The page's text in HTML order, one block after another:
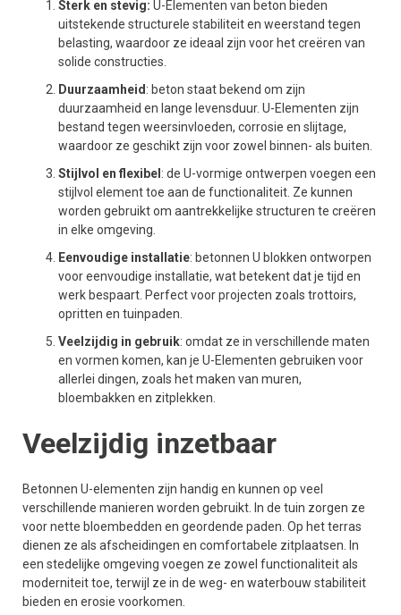
Sterk en stevig: U-Elementen van beton bieden
uitstekende structurele stabiliteit en weerstand tegen
belasting, waardoor ze ideaal zijn voor het creëren van
solide constructies.
Duurzaamheid: beton staat bekend om zijn
duurzaamheid en lange levensduur. U-Elementen zijn
bestand tegen weersinvloeden, corrosie en slijtage,
waardoor ze geschikt zijn voor zowel binnen- als buiten.
Stijlvol en flexibel: de U-vormige ontwerpen voegen een
stijlvol element toe aan de functionaliteit. Ze kunnen
worden gebruikt om aantrekkelijke structuren te creëren
in elke omgeving.
Eenvoudige installatie: betonnen U blokken ontworpen
voor eenvoudige installatie, wat betekent dat je tijd en
werk bespaart. Perfect voor projecten zoals trottoirs,
opritten en tuinpaden.
Veelzijdig in gebruik: omdat ze in verschillende maten
en vormen komen, kan je U-Elementen gebruiken voor
allerlei dingen, zoals het maken van muren,
bloembakken en zitplekken.
Veelzijdig inzetbaar
Betonnen U-elementen zijn handig en kunnen op veel
verschillende manieren worden gebruikt. In de tuin zorgen ze
voor nette bloembedden en geordende paden. Op het terras
dienen ze als afscheidingen en comfortabele zitplaatsen. In
een stedelijke omgeving voegen ze zowel functionaliteit als
moderniteit toe, terwijl ze in de weg- en waterbouw stabiliteit
bieden en erosie voorkomen.